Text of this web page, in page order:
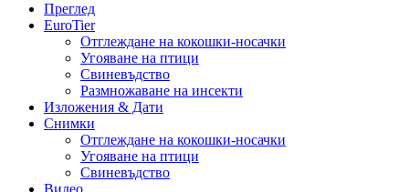
Преглед
EuroTier
Отглеждане на кокошки-носачки
Угояване на птици
Свиневъдство
Размножаване на инсекти
Изложения & Дати
Снимки
Отглеждане на кокошки-носачки
Угояване на птици
Свиневъдство